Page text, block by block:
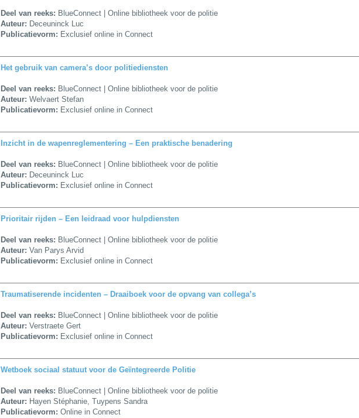
Deel van reeks: BlueConnect | Online bibliotheek voor de politie
Auteur: Deceuninck Luc
Publicatievorm: Exclusief online in Connect
Het gebruik van camera’s door politiediensten
Deel van reeks: BlueConnect | Online bibliotheek voor de politie
Auteur: Welvaert Stefan
Publicatievorm: Exclusief online in Connect
Inzicht in de wapenreglementering – Een praktische benadering
Deel van reeks: BlueConnect | Online bibliotheek voor de politie
Auteur: Deceuninck Luc
Publicatievorm: Exclusief online in Connect
Prioritair rijden – Een leidraad voor hulpdiensten
Deel van reeks: BlueConnect | Online bibliotheek voor de politie
Auteur: Van Parys Arvid
Publicatievorm: Exclusief online in Connect
Traumatiserende incidenten – Draaiboek voor de opvang van collega’s
Deel van reeks: BlueConnect | Online bibliotheek voor de politie
Auteur: Verstraete Gert
Publicatievorm: Exclusief online in Connect
Wetboek sociaal statuut voor de Geïntegreerde Politie
Deel van reeks: BlueConnect | Online bibliotheek voor de politie
Auteur: Hayen Stéphanie, Tuypens Sandra
Publicatievorm: Online in Connect